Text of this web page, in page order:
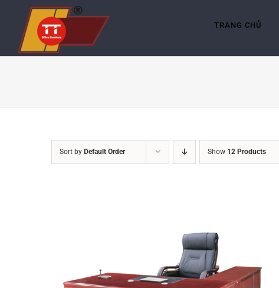
content
TRANG CHỦ
Sort by Default Order Show 12 Products